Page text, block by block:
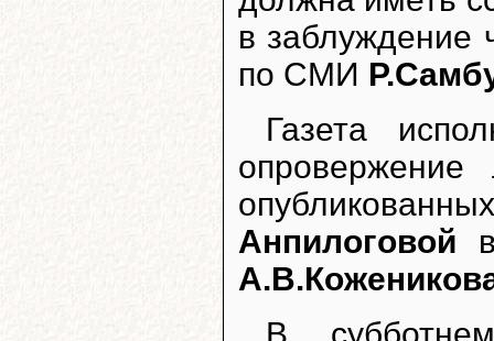
в заблуждение
по СМИ
Газета
Анпилоговой